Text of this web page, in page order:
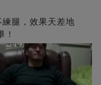
練腿，效果天差地
！